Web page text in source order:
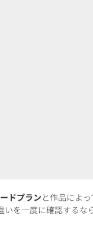
ドプラン と作品によ
いを一度に確認するな